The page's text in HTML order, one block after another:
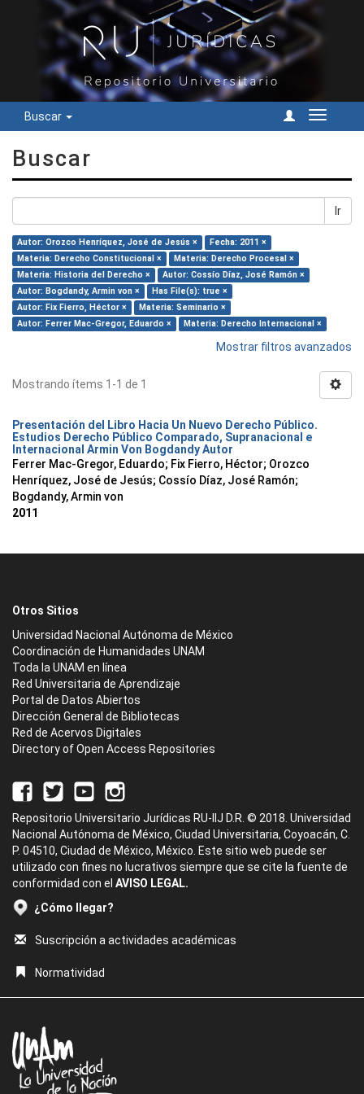
Buscar
Cambiar
Buscar
Ir
Autor: Orozco Henríquez, José de Jesús ×
Fecha: 2011 ×
Materia: Derecho Constitucional ×
Materia: Derecho Procesal ×
Materia: Historia del Derecho ×
Autor: Cossío Díaz, José Ramón ×
Autor: Bogdandy, Armin von ×
Has File(s): true ×
Autor: Fix Fierro, Héctor ×
Materia: Seminario ×
Autor: Ferrer Mac-Gregor, Eduardo ×
Materia: Derecho Internacional ×
Mostrar filtros avanzados
Mostrando ítems 1-1 de 1
Presentación del Libro Hacia Un Nuevo Derecho Público.
Estudios Derecho Público Comparado, Supranacional e
Internacional Armin Von Bogdandy Autor
Ferrer Mac-Gregor, Eduardo; Fix Fierro, Héctor; Orozco
Henríquez, José de Jesús; Cossío Díaz, José Ramón;
Bogdandy, Armin von
2011
Otros Sitios
Universidad Nacional Autónoma de México
Coordinación de Humanidades UNAM
Toda la UNAM en línea
Red Universitaria de Aprendizaje
Portal de Datos Abiertos
Dirección General de Bibliotecas
Red de Acervos Digitales
Directory of Open Access Repositories
Repositorio Universitario Jurídicas RU-IIJ D.R. © 2018. Universidad
Nacional Autónoma de México, Ciudad Universitaria, Coyoacán, C.
P. 04510, Ciudad de México, México. Este sitio web puede ser
utilizado con fines no lucrativos siempre que se cite la fuente de
conformidad con el AVISO LEGAL.
¿Cómo llegar?
Suscripción a actividades académicas
Normatividad